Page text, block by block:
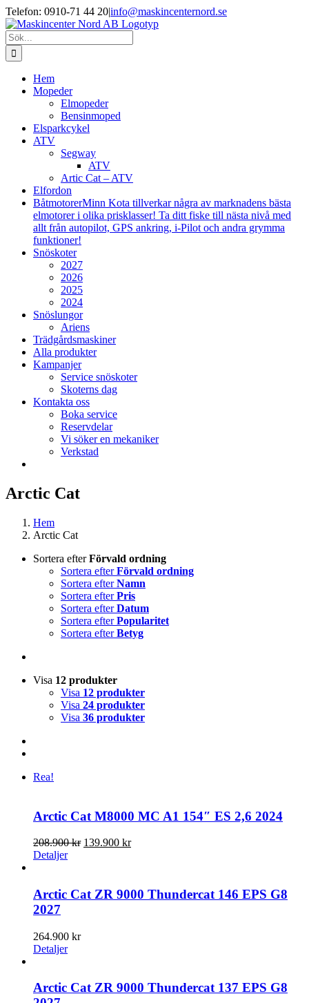
Fortsätt
till
innehållet
Facebook
Instagram
Telefon: 0910-71 44 20|info@maskincenternord.se
Sök
efter:
Hem
Mopeder
Elmopeder
Bensinmoped
Elsparkcykel
ATV
Segway
ATV
Artic Cat – ATV
Elfordon
BåtmotorerMinn Kota tillverkar några av marknadens bästa
elmotorer i olika prisklasser! Ta ditt fiske till nästa nivå med
allt från autopilot, GPS ankring, i-Pilot och andra grymma
funktioner!
Snöskoter
2027
2026
2025
2024
Snöslungor
Ariens
Trädgårdsmaskiner
Alla produkter
Kampanjer
Service snöskoter
Skoterns dag
Kontakta oss
Boka service
Reservdelar
Vi söker en mekaniker
Verkstad
Arctic Cat
Hem
Arctic Cat
Sortera efterFörvald ordning
Sortera efterFörvald ordning
Sortera efterNamn
Sortera efterPris
Sortera efterDatum
Sortera efterPopularitet
Sortera efterBetyg
Visa 12 produkter
Visa 12 produkter
Visa 24 produkter
Visa 36 produkter
Rea!
Arctic Cat M8000 MC A1 154″ ES 2,6 2024
208.900kr Det
208.900 kr.
139.900 krDet
139.900 kr.
Detaljer
Arctic Cat ZR 9000 Thundercat 146 EPS G8
2027
264.900 kr
Detaljer
Arctic Cat ZR 9000 Thundercat 137 EPS G8